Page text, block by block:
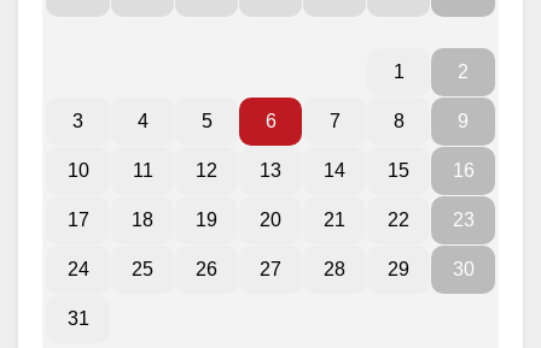
1 2
3 4 5 6 7 8 9
10 11 12 13 14 15 16
17 18 19 20 21 22 23
24 25 26 27 28 29 30
31